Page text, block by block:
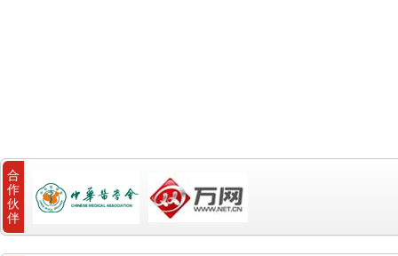
合
作
伙
伴